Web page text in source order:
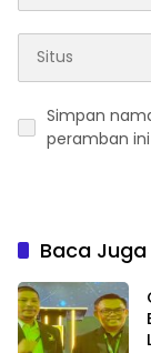
Simpan
peramban
Baca Juga